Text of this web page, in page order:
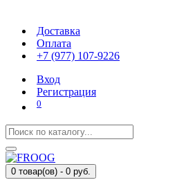
Доставка
Оплата
+7 (977) 107-9226
Вход
Регистрация
0
0 товар(ов) - 0 руб.